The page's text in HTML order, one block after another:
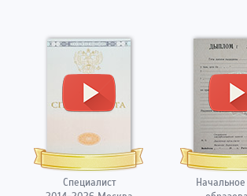
Специалист